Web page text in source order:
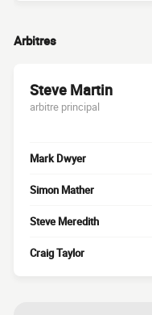
Arbitres
Steve Martin
arbitre principal
Mark Dwyer
Simon Mather
Steve Meredith
Craig Taylor